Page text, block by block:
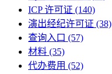
ICP 许可证 (140)
演出经纪许可证 (38)
查询入口 (57)
材料 (35)
代办费用 (52)